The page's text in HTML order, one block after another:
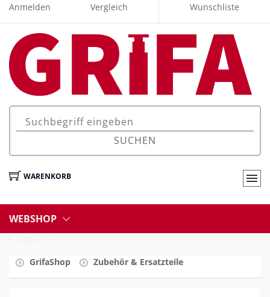
Anmelden Vergleich Wunschliste
SUCHEN
WARENKORB
WEBSHOP
GrifaShop
Zubehör & Ersatzteile